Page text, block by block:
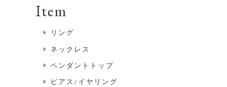
Item
リング
ネックレス
ペンダントトップ
ピアス/イヤリング